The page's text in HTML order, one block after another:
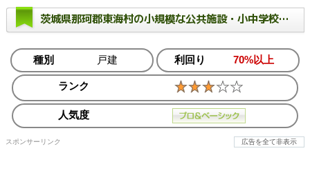
茨城県那珂郡東海村の小規模な公共施設・小中学校等がある閑静な低層住宅地域の戸建
種別 戸建 利回り 70%以上
ランク
人気度
スポンサーリンク 広告を全て非表示